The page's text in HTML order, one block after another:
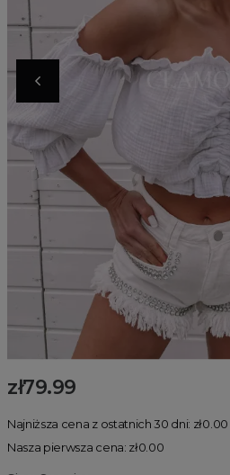
zł79.99
Najniższa cena z ostatnich 30 dni: zł0.00
Nasza pierwsza cena: zł0.00